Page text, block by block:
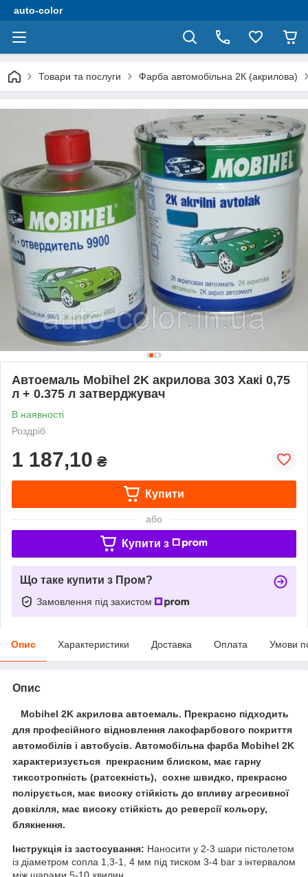
auto-color
Товари та послуги Фарба автомобільна 2К (акрилова)
Автоемаль Mobihel 2K акрилова 303 Хакі 0,75
л + 0.375 л затверджувач
В наявності
Роздріб
1 187,10 ₴
Купити
або
Купити з
Що таке купити з Пром?
Замовлення під захистом
Опис Характеристики Доставка Оплата Умови
Опис
Mobihel 2K акрилова автоемаль. Прекрасно підходить
для професійного відновлення лакофарбового покриття
автомобілів і автобусів. Автомобільна фарба Mobihel 2K
характеризується прекрасним блиском, має гарну
тиксотропність (ратсекність), сохне швидко, прекрасно
полірується, має високу стійкість до впливу агресивної
довкілля, має високу стійкість до реверсії кольору,
блякнення.
Інструкція із застосування: Наносити у 2-3 шари пістолетом
із діаметром сопла 1,3-1, 4 мм під тиском 3-4 bar з інтервалом